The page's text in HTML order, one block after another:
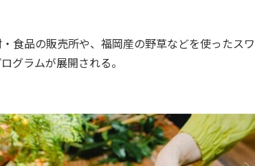
食品の販売所や、福岡産の野草などを使ったス
グラムが展開される。